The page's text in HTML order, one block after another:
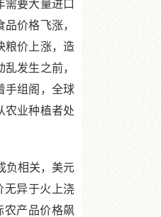
需要大量进口
价格飞涨，
粮价上涨，造
发生之前，
手组阁，全球
农业种植者处
负相关，美元
无异于火上浇
农产品价格飙